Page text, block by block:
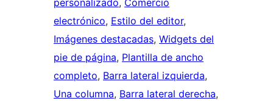
personalizado, Comercio
electrónico, Estilo del editor
Imágenes destacadas, Widgets del
pie de página, Plantilla de ancho
completo, Barra lateral izquierda
Una columna, Barra lateral derecha